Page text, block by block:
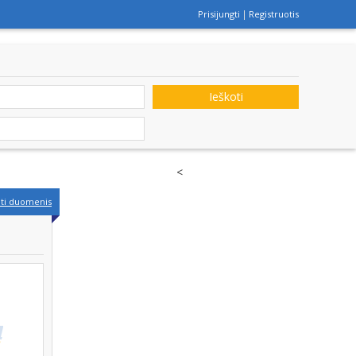
Prisijungti Registruotis
Ieškoti
duomenis
<